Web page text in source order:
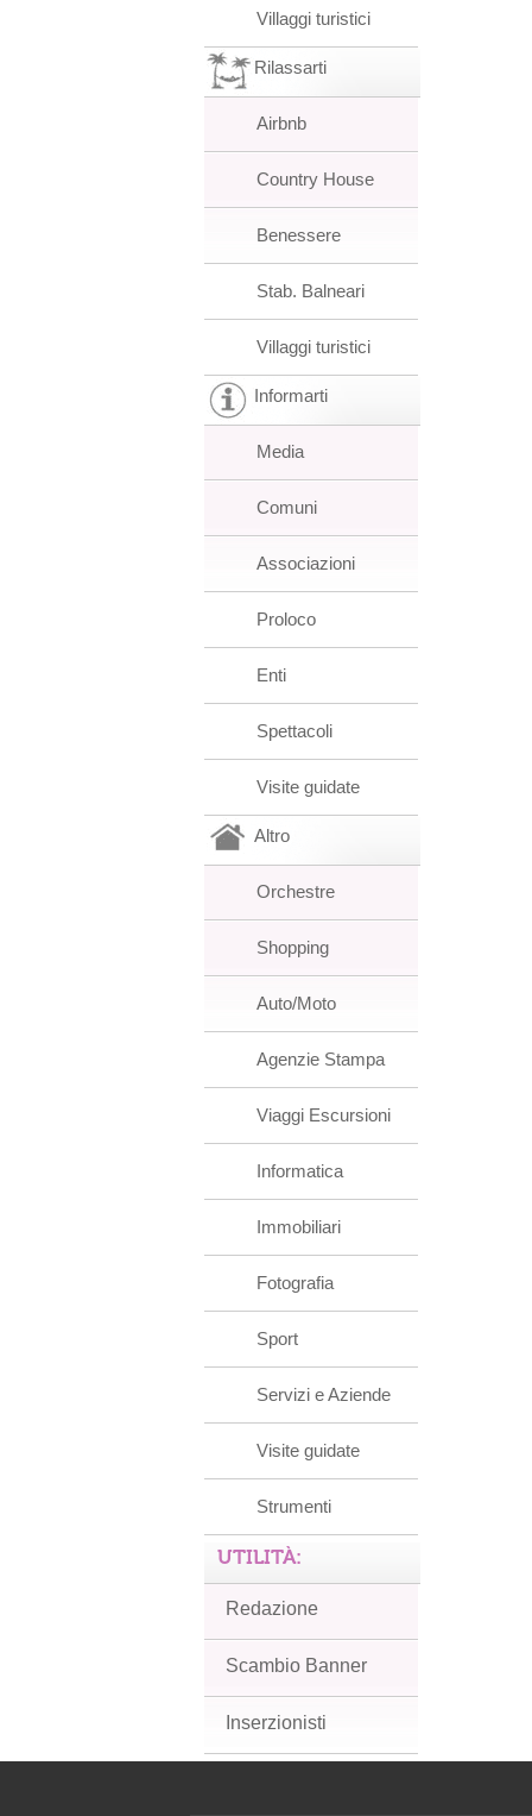
Villaggi turistici
Rilassarti
Airbnb
Country House
Benessere
Stab. Balneari
Villaggi turistici
Informarti
Media
Comuni
Associazioni
Proloco
Enti
Spettacoli
Visite guidate
Altro
Orchestre
Shopping
Auto/Moto
Agenzie Stampa
Viaggi Escursioni
Informatica
Immobiliari
Fotografia
Sport
Servizi e Aziende
Visite guidate
Strumenti
UTILITÀ:
Redazione
Scambio Banner
Inserzionisti